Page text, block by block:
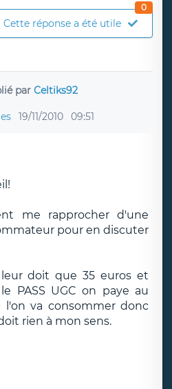
Cette réponse a été utile
0
parCeltiks92
19/11/2010 09:51
me rapprocher d'une
pour en discuter
doit que 35 euros et
PASS UGC on paye au
va consommer donc
rien à mon sens.